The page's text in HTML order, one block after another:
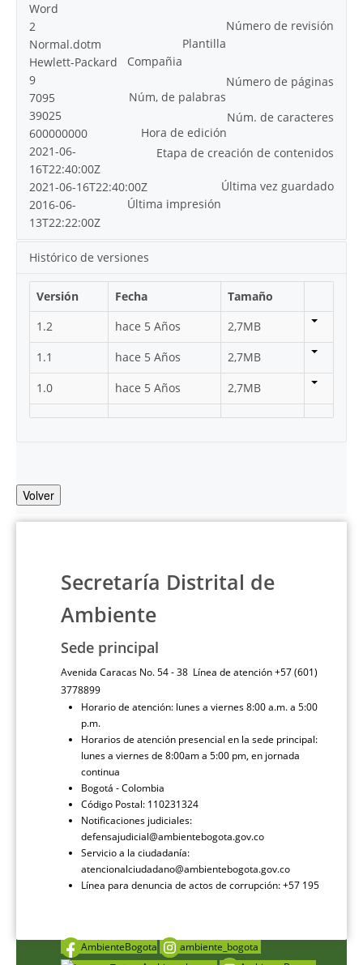
Word
Número de revisión
2
Plantilla
Normal.dotm
Compañia
Hewlett-Packard
Número de páginas
9
Núm, de palabras
7095
Núm. de caracteres
39025
Hora de edición
600000000
Etapa de creación de contenidos
2021-06-
16T22:40:00Z
Última vez guardado
2021-06-16T22:40:00Z
Última impresión
2016-06-
13T22:22:00Z
Histórico de versiones
Versión Fecha
Tamaño
1.2
hace 5 Años
2,7MB
1.1
hace 5 Años
2,7MB
1.0
hace 5 Años 2,7MB
Volver
Secretaría Distrital de
Ambiente
Sede principal
Avenida Caracas No. 54 - 38 Línea de atención +57 (601)
3778899
Horario de atención: lunes a viernes 8:00 a.m. a 5:00
p.m.
Horarios de atención presencial en la sede principal:
lunes a viernes de 8:00am a 5:00 pm, en jornada
continua
Bogotá - Colombia
Código Postal: 110231324
Notificaciones judiciales:
defensajudicial@ambientebogota.gov.co
Servicio a la ciudadanía:
atencionalciudadano@ambientebogota.gov.co
Línea para denuncia de actos de corrupción: +57 195
AmbienteBogota
ambiente_bogota